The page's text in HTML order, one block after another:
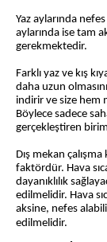
Yaz aylarında
aylarında ise tam
gerekmektedir.
Farklı yaz ve kış
daha uzun
indirir ve size hem
Böylece sadece
gerçekleştiren
Dış mekan
faktördür. Hava
dayanıklılık
edilmelidir. Hava
aksine, nefes
edilmelidir.